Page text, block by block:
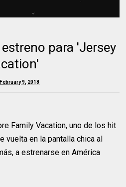
para 'Jersey
9, 2018
Family Vacation, uno de los hit
vuelta en la pantalla chica al
a estrenarse en América